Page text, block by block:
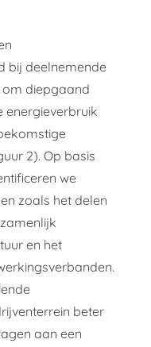
bij deelnemende
om diepgaand
energieverbruik
2). Op basis
we
zoals het delen
en het
beter
aan een